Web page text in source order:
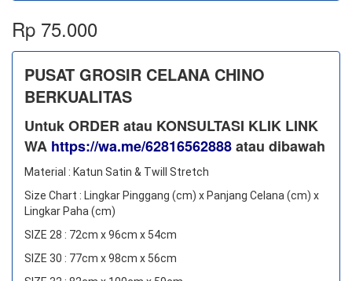
Rp 75.000
PUSAT GROSIR CELANA CHINO
BERKUALITAS
Untuk ORDER atau KONSULTASI KLIK LINK
WA https://wa.me/62816562888​ atau dibawah
Material : Katun Satin & Twill Stretch
Size Chart : Lingkar Pinggang (cm) x Panjang Celana (cm) x
Lingkar Paha (cm)
SIZE 28 : 72cm x 96cm x 54cm
SIZE 30 : 77cm x 98cm x 56cm